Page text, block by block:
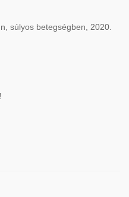
súlyos betegségben, 2020.